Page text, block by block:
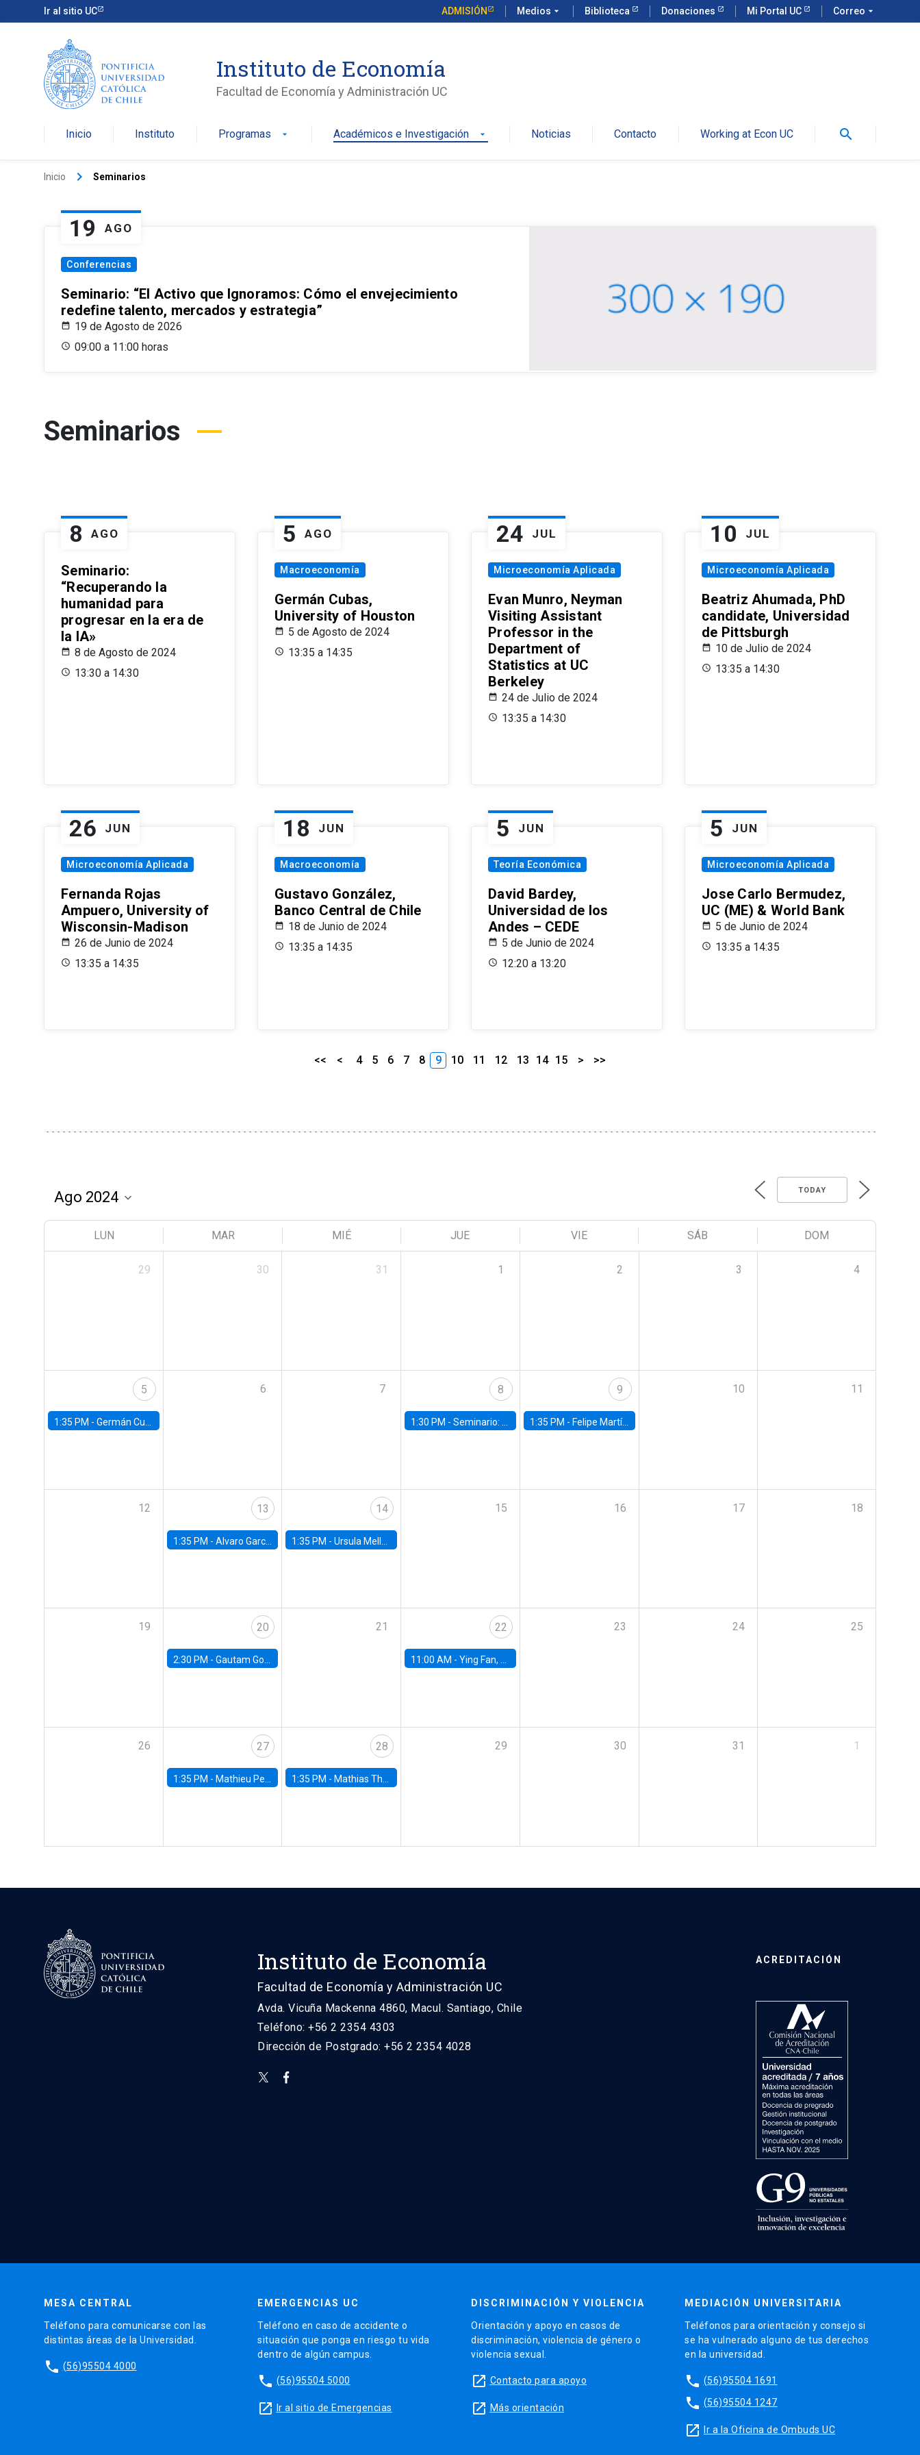
Ir al sitio UC ADMISIÓN Medios arrow_drop_down Biblioteca Donaciones Mi Portal UC Correo arrow_drop_down
Instituto de Economía
Facultad de Economía y Administración UC
Inicio Instituto Programas arrow_drop_down Académicos e Investigación arrow_drop_down Noticias Contacto Working at Econ UC search
Inicio keyboard_arrow_right Seminarios
19 AGO
Conferencias
Seminario: “El Activo que Ignoramos: Cómo el envejecimiento
redefine talento, mercados y estrategia”
19 de Agosto de 2026
09:00 a 11:00 horas
Seminarios
8 AGO
Seminario:
“Recuperando la
humanidad para
progresar en la era de
la IA»
8 de Agosto de 2024
13:30 a 14:30
5 AGO
Macroeconomía
Germán Cubas,
University of Houston
5 de Agosto de 2024
13:35 a 14:35
24 JUL
Microeconomía Aplicada
Evan Munro, Neyman
Visiting Assistant
Professor in the
Department of
Statistics at UC
Berkeley
24 de Julio de 2024
13:35 a 14:30
10 JUL
Microeconomía Aplicada
Beatriz Ahumada, PhD
candidate, Universidad
de Pittsburgh
10 de Julio de 2024
13:35 a 14:30
26 JUN
Microeconomía Aplicada
Fernanda Rojas
Ampuero, University of
Wisconsin-Madison
26 de Junio de 2024
13:35 a 14:35
18 JUN
Macroeconomía
Gustavo González,
Banco Central de Chile
18 de Junio de 2024
13:35 a 14:35
5 JUN
Teoría Económica
David Bardey,
Universidad de los
Andes – CEDE
5 de Junio de 2024
12:20 a 13:20
5 JUN
Microeconomía Aplicada
Jose Carlo Bermudez,
UC (ME) & World Bank
5 de Junio de 2024
13:35 a 14:35
<< < 4 5 6 7 8 9 10 11 12 13 14 15 > >>
TODAY
LUN MAR MIÉ JUE VIE SÁB DOM
29 30 31 1 2 3 4
5
1:35 PM - Germán Cubas, University of Houston
6 7 8
1:30 PM -Seminario: “Recuperando la humanidad para progresar en la era de la IA»
9
1:35 PM - Felipe Martínez, alumno Doctorado en Economía UC
10 11
12 13
1:35 PM - Alvaro Garcia-Marin, Universidad de Los Andes
14
1:35 PM -Ursula Mello, Insper - Institute of Education and Research
15 16 17 18
19 20
2:30 PM - Gautam Gowrisankaran, Columbia University
21 22
11:00 AM -Ying Fan, University of Michigan
23 24 25
26 27
1:35 PM - Mathieu Pedemonte, IDB
28
1:35 PM - Mathias Thoenig, University of Lausanne
29 30 31 1
Instituto de Economía
Facultad de Economía y Administración UC
Avda. Vicuña Mackenna 4860, Macul. Santiago, Chile
Teléfono: +56 2 2354 4303
Dirección de Postgrado: +56 2 2354 4028
ACREDITACIÓN
MESA CENTRAL
Teléfono para comunicarse con las
distintas áreas de la Universidad.
phone (56)95504 4000
EMERGENCIAS UC
Teléfono en caso de accidente o
situación que ponga en riesgo tu vida
dentro de algún campus.
phone (56)95504 5000
launch Ir al sitio de Emergencias
DISCRIMINACIÓN Y VIOLENCIA
Orientación y apoyo en casos de
discriminación, violencia de género o
violencia sexual.
launch Contacto para apoyo
launch Más orientación
MEDIACIÓN UNIVERSITARIA
Teléfonos para orientación y consejo si
se ha vulnerado alguno de tus derechos
en la universidad.
phone (56)95504 1691
phone (56)95504 1247
launch Ir a la Oficina de Ombuds UC